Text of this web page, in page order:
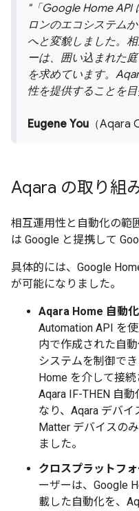
「Google Home API
ロンのエコシステム
へと変貌しました。
ーは、囲い込まれた
を求めています。
性を提供することを目
Eugene You （Aqara
Aqara の取り組
相互運用性と自動化の範
は Google と提携して
具体的には、Google
が可能になりました。
Aqara Home 自動
Automation API を
内で作成された自
システムを制御で
Home を介して接
Aqara IF-THEN 自
なり、Aqara デバ
Matter デバイスの
ました。
クロスプラットフ
ーザーは、Google
載した自動化を、